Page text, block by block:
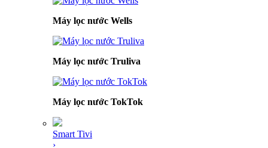
Máy lọc nước Wells
Máy lọc nước Truliva
Máy lọc nước TokTok
Smart Tivi
›